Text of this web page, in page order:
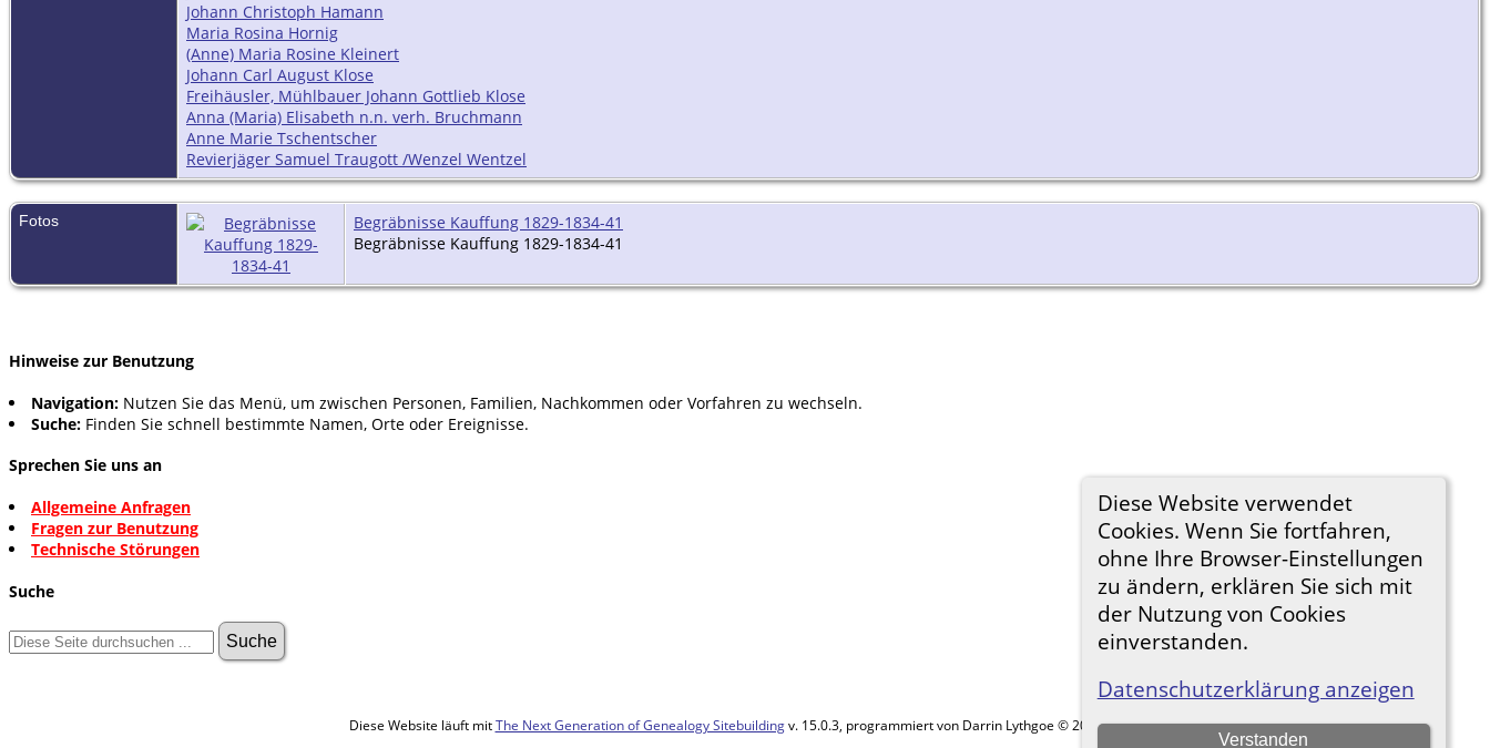
Diese Website verwendet
Cookies. Wenn Sie fortfahren,
ohne Ihre Browser-Einstellungen
zu ändern, erklären Sie sich mit
der Nutzung von Cookies
einverstanden.
Datenschutzerklärung anzeigen
Verstanden
Johann Christoph Hamann
Maria Rosina Hornig
(Anne) Maria Rosine Kleinert
Johann Carl August Klose
Freihäusler, Mühlbauer Johann Gottlieb Klose
Anna (Maria) Elisabeth n.n. verh. Bruchmann
Anne Marie Tschentscher
Revierjäger Samuel Traugott /Wenzel Wentzel
Fotos
Begräbnisse Kauffung 1829-1834-41
Begräbnisse Kauffung 1829-1834-41
Hinweise zur Benutzung
Navigation: Nutzen Sie das Menü, um zwischen Personen, Familien, Nachkommen oder Vorfahren zu wechseln.
Suche: Finden Sie schnell bestimmte Namen, Orte oder Ereignisse.
Sprechen Sie uns an
Allgemeine Anfragen
Fragen zur Benutzung
Technische Störungen
Suche
Diese Website läuft mitThe Next Generation of Genealogy Sitebuildingv. 15.0.3, programmiert von Darrin Lythgoe © 2001-2026.